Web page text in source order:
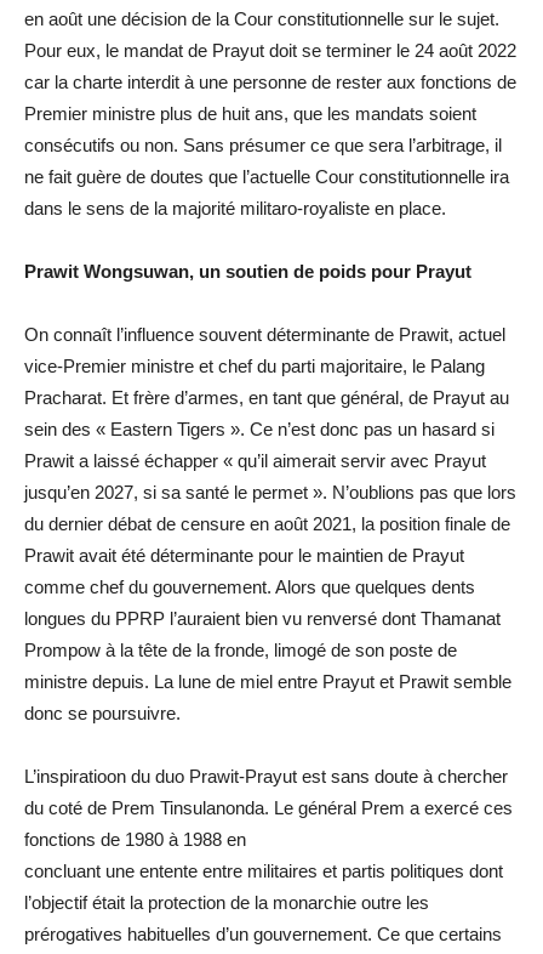
en août une décision de la Cour constitutionnelle sur le sujet.
Pour eux, le mandat de Prayut doit se terminer le 24 août 2022
car la charte interdit à une personne de rester aux fonctions de
Premier ministre plus de huit ans, que les mandats soient
consécutifs ou non. Sans présumer ce que sera l’arbitrage, il
ne fait guère de doutes que l’actuelle Cour constitutionnelle ira
dans le sens de la majorité militaro-royaliste en place.
Prawit Wongsuwan, un soutien de poids pour Prayut
On connaît l’influence souvent déterminante de Prawit, actuel
vice-Premier ministre et chef du parti majoritaire, le Palang
Pracharat. Et frère d’armes, en tant que général, de Prayut au
sein des « Eastern Tigers ». Ce n’est donc pas un hasard si
Prawit a laissé échapper « qu’il aimerait servir avec Prayut
jusqu’en 2027, si sa santé le permet ». N’oublions pas que lors
du dernier débat de censure en août 2021, la position finale de
Prawit avait été déterminante pour le maintien de Prayut
comme chef du gouvernement. Alors que quelques dents
longues du PPRP l’auraient bien vu renversé dont Thamanat
Prompow à la tête de la fronde, limogé de son poste de
ministre depuis. La lune de miel entre Prayut et Prawit semble
donc se poursuivre.
L’inspiratioon du duo Prawit-Prayut est sans doute à chercher
du coté de Prem Tinsulanonda. Le général Prem a exercé ces
fonctions de 1980 à 1988 en
concluant une entente entre militaires et partis politiques dont
l’objectif était la protection de la monarchie outre les
prérogatives habituelles d’un gouvernement. Ce que certains